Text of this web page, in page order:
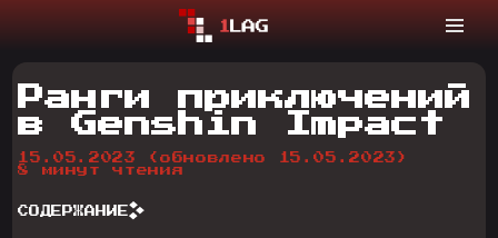
Ранги приключений
в Genshin Impact
15.05.2023
(обновлено 15.05.2023)
8 минут чтения
СОДЕРЖАНИЕ